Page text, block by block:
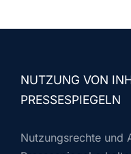
NUTZUNG VON
PRESSESPIEGELN
Nutzungsrechte und